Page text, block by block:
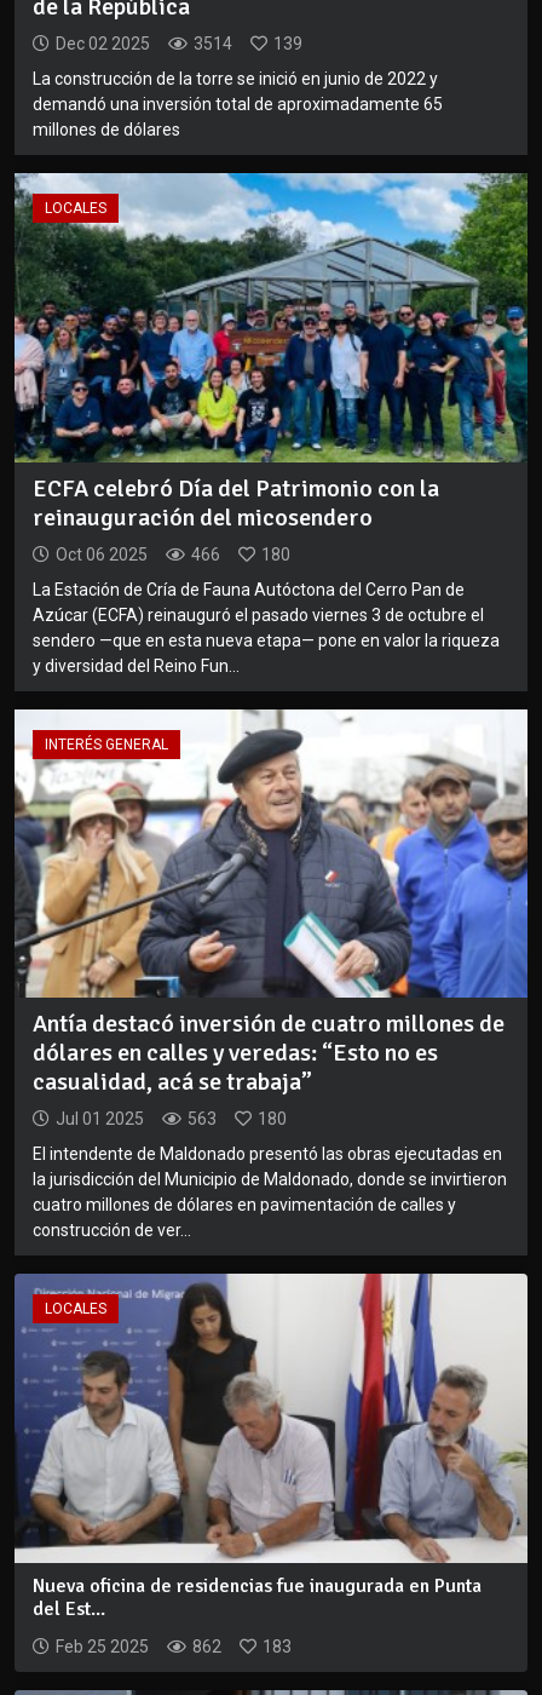
de la República
Dec 02 2025 3514
139
La construcción de la torre se inició en junio de 2022 y
demandó una inversión total de aproximadamente 65
millones de dólares
LOCALES
ECFA celebró Día del Patrimonio con la
reinauguración del micosendero
Oct 06 2025 466
180
La Estación de Cría de Fauna Autóctona del Cerro Pan de
Azúcar (ECFA) reinauguró el pasado viernes 3 de octubre el
sendero —que en esta nueva etapa— pone en valor la riqueza
y diversidad del Reino Fun...
INTERÉS GENERAL
Antía destacó inversión de cuatro millones de
dólares en calles y veredas: “Esto no es
casualidad, acá se trabaja”
Jul 01 2025 563
180
El intendente de Maldonado presentó las obras ejecutadas en
la jurisdicción del Municipio de Maldonado, donde se invirtieron
cuatro millones de dólares en pavimentación de calles y
construcción de ver...
LOCALES
Nueva oficina de residencias fue inaugurada en Punta
del Est...
Feb 25 2025 862 183